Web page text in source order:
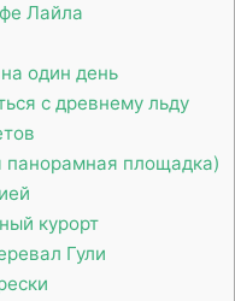
Лайла
один день
с древнему льду
панорамная площадка)
курорт
Гули